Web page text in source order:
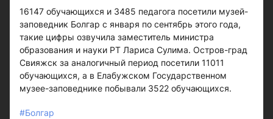
16147 обучающихся и 3485 педагога посетили музей-
заповедник Болгар с января по сентябрь этого года,
такие цифры озвучила заместитель министра
образования и науки РТ Лариса Сулима. Остров-град
Свияжск за аналогичный период посетили 11011
обучающихся, а в Елабужском Государственном
музее-заповеднике побывали 3522 обучающихся.
#Болгар